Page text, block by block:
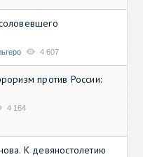
4 607
против России:
4 164
К девяностолетию